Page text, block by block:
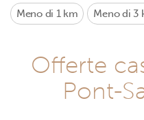
Meno di 1 km Meno di 3
Offerte
Pont-